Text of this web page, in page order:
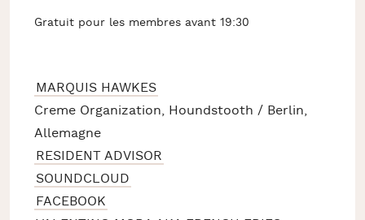
Gratuit pour les membres avant 19:30
MARQUIS HAWKES
Creme Organization, Houndstooth / Berlin,
Allemagne
RESIDENT ADVISOR
SOUNDCLOUD
FACEBOOK